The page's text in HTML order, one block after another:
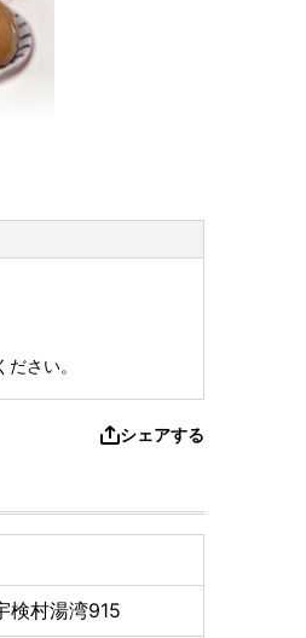
ださい。
シェアする
検村湯湾915